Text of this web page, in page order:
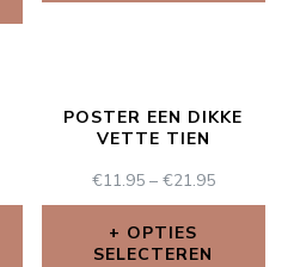
POSTER EEN DIKKE
VETTE TIEN
€11.95– €21.95
OPTIES
SELECTEREN